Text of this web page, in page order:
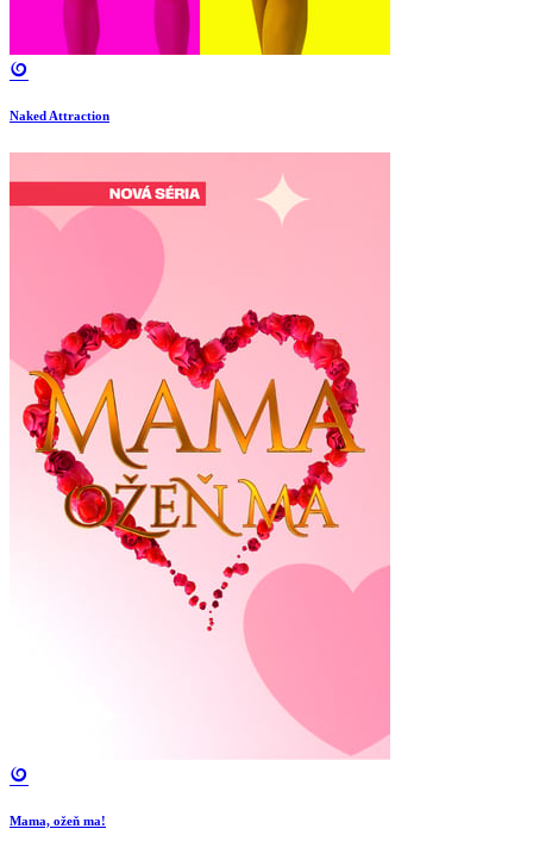
Naked Attraction
Mama, ožeň ma!